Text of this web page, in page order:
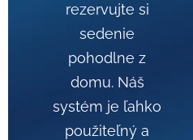
rezervujte si
sedenie
pohodlne z
domu. Náš
systém je ľahko
použiteľný a